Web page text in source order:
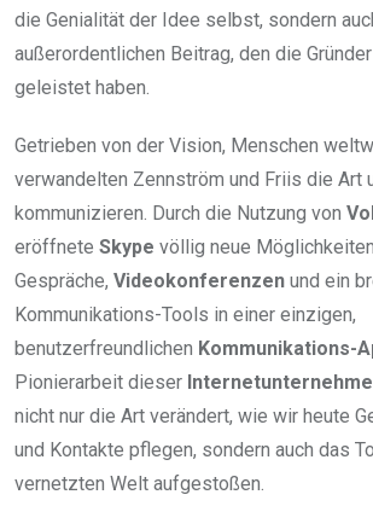
die Genialität der Idee selbst, sondern
außerordentlichen Beitrag, den die
geleistet haben.
Getrieben von der Vision, Menschen
verwandelten Zennström und Friis die Art
kommunizieren. Durch die Nutzung von
eröffnete Skype völlig neue
Gespräche, Videokonferenzen und ein
Kommunikations-Tools in einer einzigen,
benutzerfreundlichen Kommunikations-
Pionierarbeit dieser
nicht nur die Art verändert, wie wir heute
und Kontakte pflegen, sondern auch das
vernetzten Welt aufgestoßen.